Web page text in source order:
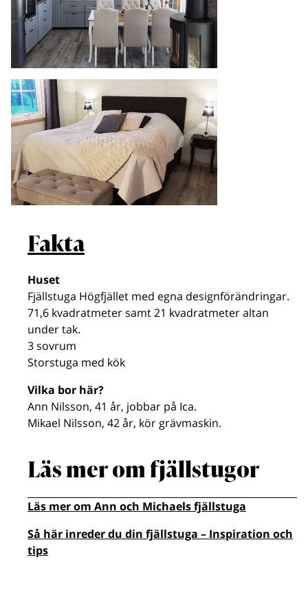
Fakta
Huset
Fjällstuga Högfjället med egna designförändringar.
71,6 kvadratmeter samt 21 kvadratmeter altan
under tak.
3 sovrum
Storstuga med kök
Vilka bor här?
Ann Nilsson, 41 år, jobbar på Ica.
Mikael Nilsson, 42 år, kör grävmaskin.
Läs mer om fjällstugor
Läs mer om Ann och Michaels fjällstuga
Så här inreder du din fjällstuga – Inspiration och
tips